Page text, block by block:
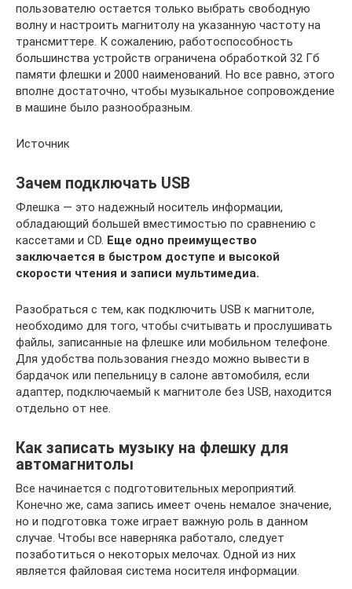
пользователю остается только выбрать свободную
волну и настроить магнитолу на указанную частоту на
трансмиттере. К сожалению, работоспособность
большинства устройств ограничена обработкой 32 Гб
памяти флешки и 2000 наименований. Но все равно, этого
вполне достаточно, чтобы музыкальное сопровождение
в машине было разнообразным.
Источник
Зачем подключать USB
Флешка — это надежный носитель информации,
обладающий большей вместимостью по сравнению с
кассетами и CD. Еще одно преимущество
заключается в быстром доступе и высокой
скорости чтения и записи мультимедиа.
Разобраться с тем, как подключить USB к магнитоле,
необходимо для того, чтобы считывать и прослушивать
файлы, записанные на флешке или мобильном телефоне.
Для удобства пользования гнездо можно вывести в
бардачок или пепельницу в салоне автомобиля, если
адаптер, подключаемый к магнитоле без USB, находится
отдельно от нее.
Как записать музыку на флешку для
автомагнитолы
Все начинается с подготовительных мероприятий.
Конечно же, сама запись имеет очень немалое значение,
но и подготовка тоже играет важную роль в данном
случае. Чтобы все наверняка работало, следует
позаботиться о некоторых мелочах. Одной из них
является файловая система носителя информации.